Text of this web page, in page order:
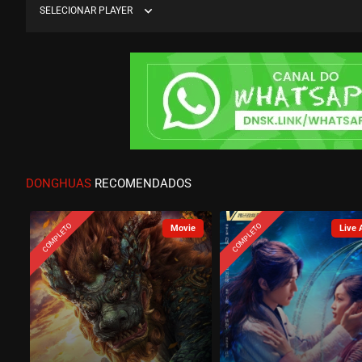
SELECIONAR PLAYER expand_more
DONGHUAS RECOMENDADOS
COMPLETO COMPLETO